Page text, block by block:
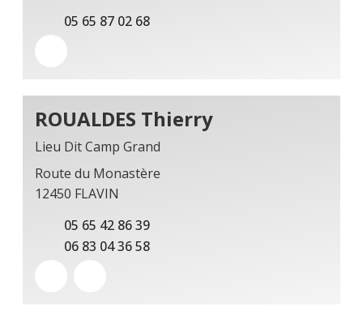
05 65 87 02 68
ROUALDES Thierry
Lieu Dit Camp Grand
Route du Monastère
12450 FLAVIN
05 65 42 86 39
06 83 04 36 58